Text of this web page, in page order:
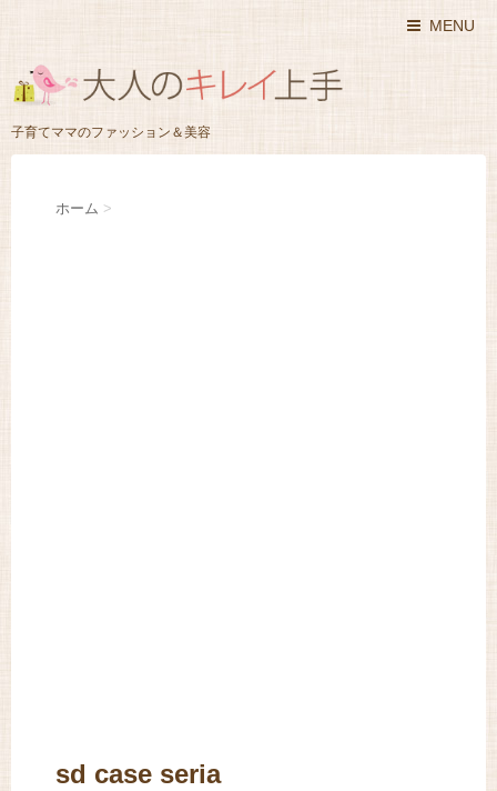
MENU
子育てママのファッション＆美容
ホーム >
sd case seria